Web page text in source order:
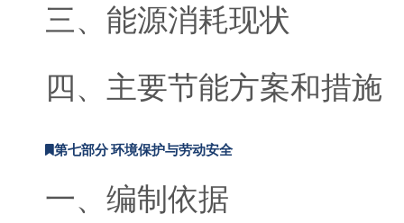
三、能源消耗现状
四、主要节能方案和措施
第七部分 环境保护与劳动安全
一、编制依据